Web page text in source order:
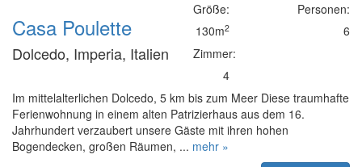
Casa Poulette
Dolcedo, Imperia, Italien
Größe:
130m2
Zimmer:
4
Personen:
6
Im mittelalterlichen Dolcedo, 5 km bis zum Meer Diese traumhafte
Ferienwohnung in einem alten Patrizierhaus aus dem 16.
Jahrhundert verzaubert unsere Gäste mit ihren hohen
Bogendecken, großen Räumen, ... mehr »